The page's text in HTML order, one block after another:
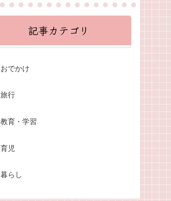
記事カテゴリ
おでかけ
旅行
教育・学習
育児
暮らし